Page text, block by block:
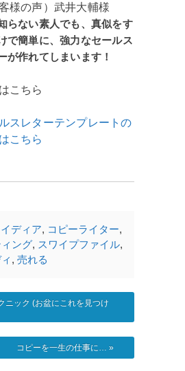
客様の声）武井大輔様
らない素人でも、真似をす
で簡単に、強力なセールス
が作れてしまいます！
こちら
スレターテンプレートの
こちら
ディア, コピーライター,
ング, スワイプファイル,
, 売れる
ニック (お盆にこれを見つけ
コピーを一生の仕事に… »